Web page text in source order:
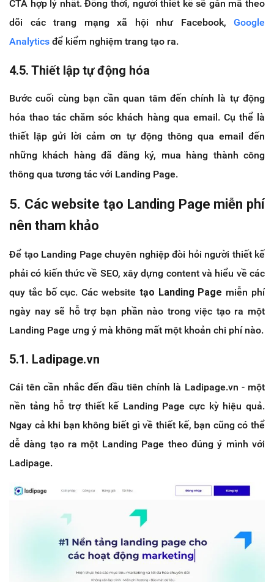
CTA hợp lý nhất. Đồng thời, người thiết kế sẽ gắn mã theo
dõi các trang mạng xã hội như Facebook, Google
Analytics để kiểm nghiệm trang tạo ra.
4.5. Thiết lập tự động hóa
Bước cuối cùng bạn cần quan tâm đến chính là tự động
hóa thao tác chăm sóc khách hàng qua email. Cụ thể là
thiết lập gửi lời cảm ơn tự động thông qua email đến
những khách hàng đã đăng ký, mua hàng thành công
thông qua tương tác với Landing Page.
5. Các website tạo Landing Page miễn phí
nên tham khảo
Để tạo Landing Page chuyên nghiệp đòi hỏi người thiết kế
phải có kiến thức về SEO, xây dựng content và hiểu về các
quy tắc bố cục. Các website tạo Landing Page miễn phí
ngày nay sẽ hỗ trợ bạn phần nào trong việc tạo ra một
Landing Page ưng ý mà không mất một khoản chi phí nào.
5.1. Ladipage.vn
Cái tên cần nhắc đến đầu tiên chính là Ladipage.vn - một
nền tảng hỗ trợ thiết kế Landing Page cực kỳ hiệu quả.
Ngay cả khi bạn không biết gì về thiết kế, bạn cũng có thể
dễ dàng tạo ra một Landing Page theo đúng ý mình với
Ladipage.